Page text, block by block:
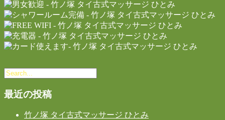
最近の投稿
竹ノ塚 タイ古式マッサージ ひとみ